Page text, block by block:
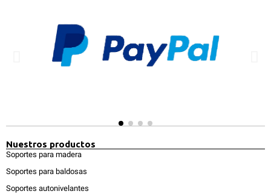
Nuestros productos
Soportes para madera
Soportes para baldosas
Soportes autonivelantes